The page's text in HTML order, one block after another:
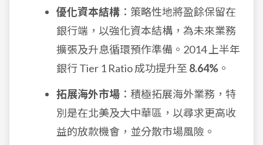
優化資本結構 ：策略性地將盈餘保留在
銀行端，以強化資本結構，為未來業務
擴張及升息循環預作準備。2014 上半年
銀行 Tier 1 Ratio 成功提升至 8.64% 。
拓展海外市場 ：積極拓展海外業務，特
別是在北美及大中華區，以尋求更高收
益的放款機會，並分散市場風險。